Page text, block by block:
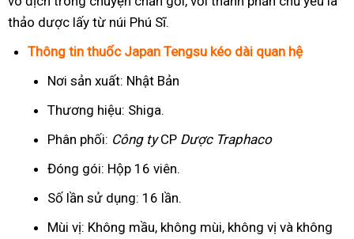
thảo dược lấy từ núi Phú Sĩ.
Thông tin thuốc Japan Tengsu kéo dài quan hệ
Nơi sản xuất: Nhật Bản
Thương hiệu: Shiga.
Phân phối: Công tyCP Dược Traphaco
Đóng gói: Hộp 16 viên.
Số lần sử dụng: 16 lần.
Mùi vị: Không mầu, không mùi, không vị và không